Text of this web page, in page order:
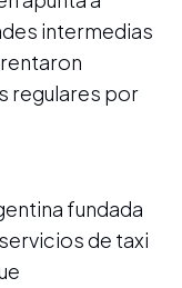
intermedias
regulares por
fundada
de taxi